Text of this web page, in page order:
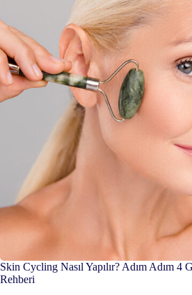
Skin Cycling Nasıl Yapılır? Adım Adım 4
Rehberi